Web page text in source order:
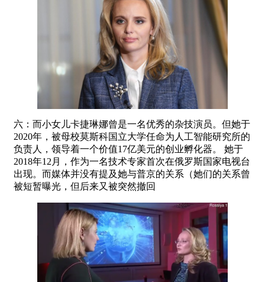
六：而小女儿卡捷琳娜曾是一名优秀的杂技演员。但她于
2020年，被母校莫斯科国立大学任命为人工智能研究所的
负责人，领导着一个价值17亿美元的创业孵化器。 她于
2018年12月，作为一名技术专家首次在俄罗斯国家电视台
出现。而媒体并没有提及她与普京的关系（她们的关系曾
被短暂曝光，但后来又被突然撤回